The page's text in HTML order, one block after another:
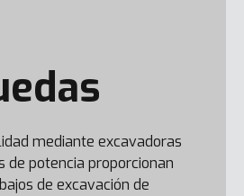
DX20ZE-7
mediante excavadoras
de potencia proporcionan
de excavación de